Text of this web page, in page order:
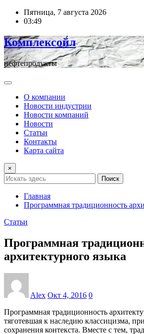
ПерейтиПятница, 7 августа 2026
03:49
Комплексойл
нефтепродукты
О компании
Новости индустрии
Новости компаний
Новости
Статьи
Контакты
Карта сайта
×
Поиск
Главная
Программная традиционность
Статьи
Программная
архитектурного языка
Alex Окт 4, 2016 0
Программ­ная традиционность
тяготевшая к наследию классицизма,
сохранения контекста. Вместе с тем,